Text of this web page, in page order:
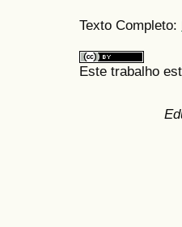
Texto Completo:
Este trabalho